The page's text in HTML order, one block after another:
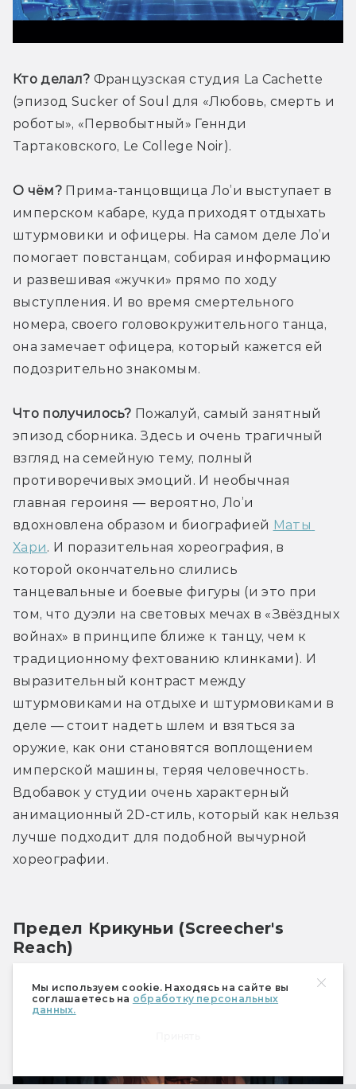
Мы используем cookie. Находясь на сайте вы
соглашаетесь на обработку персональных
данных.
Кто делал? Французская студия La Cachette
(эпизод Sucker of Soul для «Любовь, смерть и
роботы», «Первобытный» Геннди
Тартаковского, Le College Noir).
О чём? Прима-танцовщица Ло’и выступает в
имперском кабаре, куда приходят отдыхать
штурмовики и офицеры. На самом деле Ло’и
помогает повстанцам, собирая информацию
и развешивая «жучки» прямо по ходу
выступления. И во время смертельного
номера, своего головокружительного танца,
она замечает офицера, который кажется ей
подозрительно знакомым.
Что получилось? Пожалуй, самый занятный
эпизод сборника. Здесь и очень трагичный
взгляд на семейную тему, полный
противоречивых эмоций. И необычная
главная героиня — вероятно, Ло’и
вдохновлена образом и биографией Маты
Хари. И поразительная хореография, в
которой окончательно слились
танцевальные и боевые фигуры (и это при
том, что дуэли на световых мечах в «Звёздных
войнах» в принципе ближе к танцу, чем к
традиционному фехтованию клинками). И
выразительный контраст между
штурмовиками на отдыхе и штурмовиками в
деле — стоит надеть шлем и взяться за
оружие, как они становятся воплощением
имперской машины, теряя человечность.
Вдобавок у студии очень характерный
анимационный 2D-стиль, который как нельзя
лучше подходит для подобной вычурной
хореографии.
Предел Крикуньи (Screecher's
Reach)